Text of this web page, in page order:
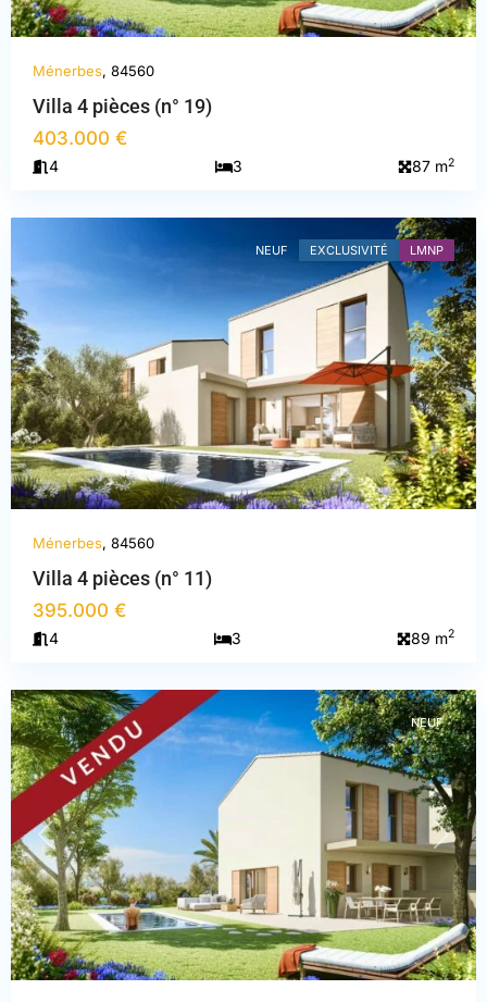
Ménerbes, 84560
Villa 4 pièces (n° 19)
403.000 €
4 3 87 m2
Vaucluse
PREVIOUS NEXT
NEUF EXCLUSIVITÉ LMNP
Ménerbes, 84560
Villa 4 pièces (n° 11)
395.000 €
4 3 89 m2
Vaucluse
PREVIOUS NEXT
NEUF